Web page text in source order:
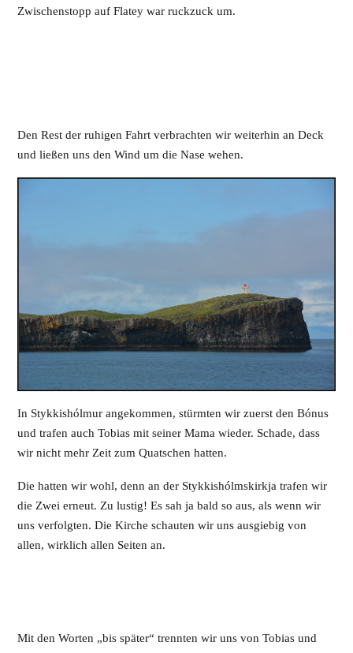
Zwischenstopp auf Flatey war ruckzuck um.
Den Rest der ruhigen Fahrt verbrachten wir weiterhin an Deck
und ließen uns den Wind um die Nase wehen.
In Stykkishólmur angekommen, stürmten wir zuerst den Bónus
und trafen auch Tobias mit seiner Mama wieder. Schade, dass
wir nicht mehr Zeit zum Quatschen hatten.
Die hatten wir wohl, denn an der Stykkishólmskirkja trafen wir
die Zwei erneut. Zu lustig! Es sah ja bald so aus, als wenn wir
uns verfolgten. Die Kirche schauten wir uns ausgiebig von
allen, wirklich allen Seiten an.
Mit den Worten „bis später“ trennten wir uns von Tobias und